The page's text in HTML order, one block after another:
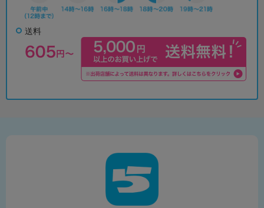
送料